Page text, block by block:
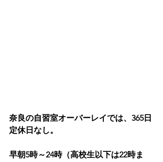
奈良の自習室オーバーレイでは、365日
定休日なし。
早朝5時～24時（高校生以下は22時ま